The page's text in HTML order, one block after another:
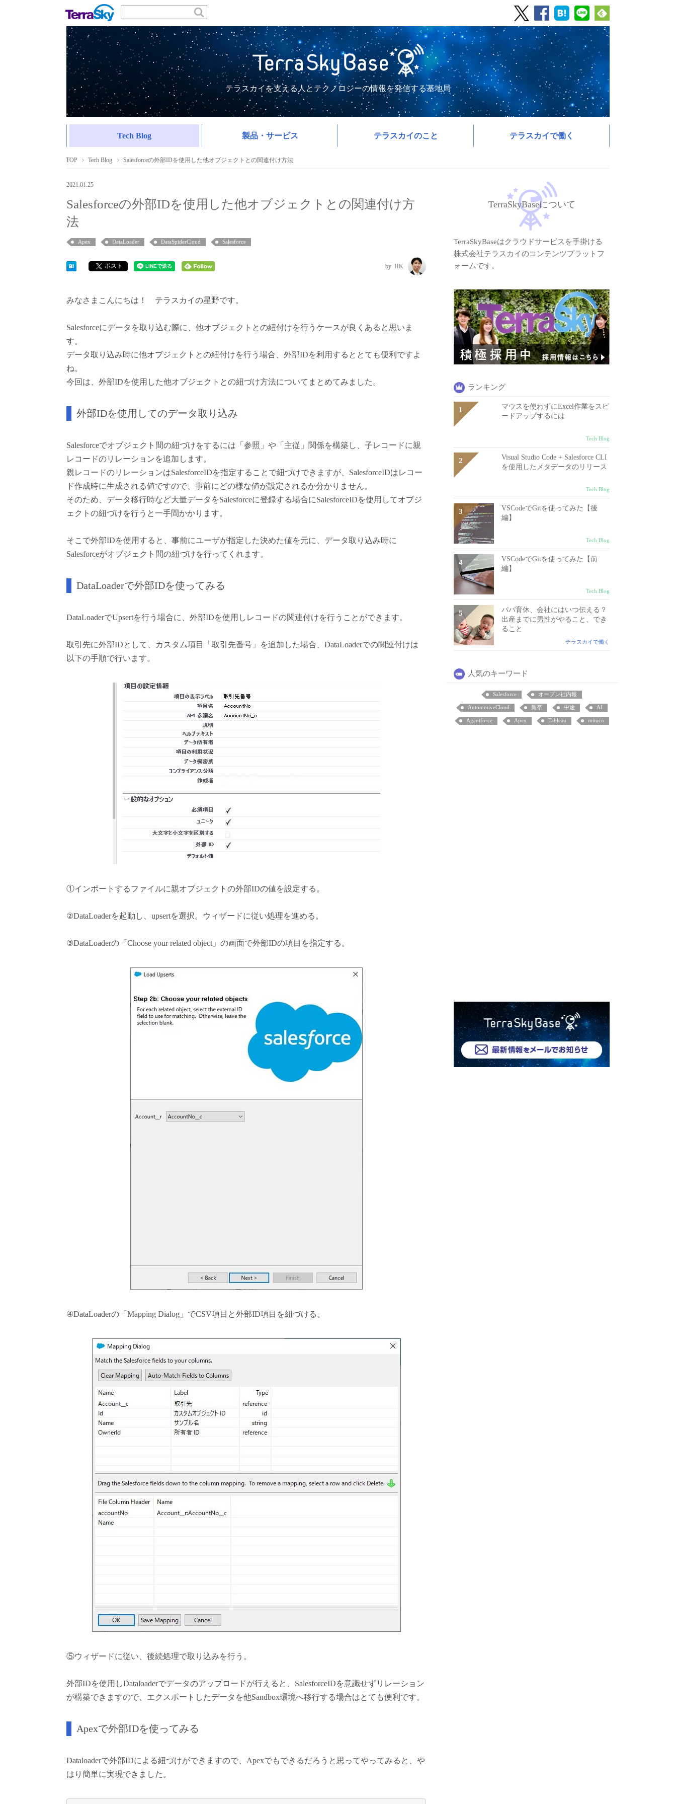
テラスカイを支える人とテクノロジーの情報を発信する基地局
Tech Blog 製品・サービス テラスカイのこと テラスカイで働く
TOP Tech Blog Salesforceの外部IDを使用した他オブジェクトとの関連付け方法
2021.01.25
Salesforceの外部IDを使用した他オブジェクトとの関連付け方
法
Apex DataLoader DataSpiderCloud Salesforce
ポスト HK
みなさまこんにちは！ テラスカイの星野です。
Salesforceにデータを取り込む際に、他オブジェクトとの紐付けを行うケースが良くあると思いま
す。
データ取り込み時に他オブジェクトとの紐付けを行う場合、外部IDを利用するととても便利ですよ
ね。
今回は、外部IDを使用した他オブジェクトとの紐づけ方法についてまとめてみました。
外部IDを使用してのデータ取り込み
Salesforceでオブジェクト間の紐づけをするには「参照」や「主従」関係を構築し、子レコードに親
レコードのリレーションを追加します。
親レコードのリレーションはSalesforceIDを指定することで紐づけできますが、SalesforceIDはレコー
ド作成時に生成される値ですので、事前にどの様な値が設定されるか分かりません。
そのため、データ移行時など大量データをSalesforceに登録する場合にSalesforceIDを使用してオブジ
ェクトの紐づけを行うと一手間かかります。
そこで外部IDを使用すると、事前にユーザが指定した決めた値を元に、データ取り込み時に
Salesforceがオブジェクト間の紐づけを行ってくれます。
DataLoaderで外部IDを使ってみる
DataLoaderでUpsertを行う場合に、外部IDを使用しレコードの関連付けを行うことができます。
取引先に外部IDとして、カスタム項目「取引先番号」を追加した場合、DataLoaderでの関連付けは
以下の手順で行います。
①インポートするファイルに親オブジェクトの外部IDの値を設定する。
②DataLoaderを起動し、upsertを選択。ウィザードに従い処理を進める。
③DataLoaderの「Choose your related object」の画面で外部IDの項目を指定する。
④DataLoaderの「Mapping Dialog」でCSV項目と外部ID項目を紐づける。
⑤ウィザードに従い、後続処理で取り込みを行う。
外部IDを使用しDataloaderでデータのアップロードが行えると、SalesforceIDを意識せずリレーション
が構築できますので、エクスポートしたデータを他Sandbox環境へ移行する場合はとても便利です。
Apexで外部IDを使ってみる
Dataloaderで外部IDによる紐づけができますので、Apexでもできるだろうと思ってやってみると、や
はり簡単に実現できました。
TerraSkyBaseについて
TerraSkyBaseはクラウドサービスを手掛ける
株式会社テラスカイのコンテンツプラットフ
ォームです。
ランキング
マウスを使わずにExcel作業をスピ
ードアップするには
Tech Blog
Visual Studio Code + Salesforce CLI
を使用したメタデータのリリース
Tech Blog
VSCodeでGitを使ってみた【後
編】
Tech Blog
VSCodeでGitを使ってみた【前
編】
Tech Blog
パパ育休、会社にはいつ伝える？
出産までに男性がやること、でき
ること
テラスカイで働く
人気のキーワード
Salesforce オープン社内報
AutomotiveCloud 新卒 中途 AI
Agentforce Apex Tableau mitoco